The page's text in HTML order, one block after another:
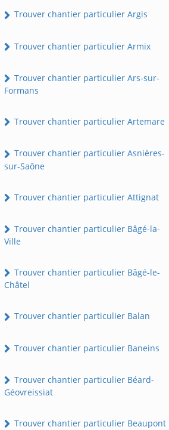
Trouver chantier particulier Argis
Trouver chantier particulier Armix
Trouver chantier particulier Ars-sur-
Formans
Trouver chantier particulier Artemare
Trouver chantier particulier Asnières-
sur-Saône
Trouver chantier particulier Attignat
Trouver chantier particulier Bâgé-la-
Ville
Trouver chantier particulier Bâgé-le-
Châtel
Trouver chantier particulier Balan
Trouver chantier particulier Baneins
Trouver chantier particulier Béard-
Géovreissiat
Trouver chantier particulier Beaupont